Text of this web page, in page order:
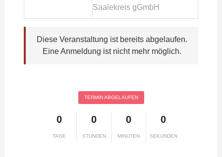
Saalekreis gGmbH
Diese Veranstaltung ist bereits abgelaufen.
Eine Anmeldung ist nicht mehr möglich.
TERMIN ABGELAUFEN
0
TAGE
0
STUNDEN
0
MINUTEN
0
SEKUNDEN